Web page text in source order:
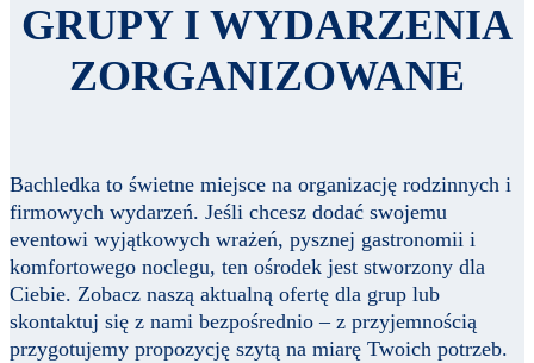
GRUPY I WYDARZENIA
ZORGANIZOWANE
Bachledka to świetne miejsce na organizację rodzinnych i
firmowych wydarzeń. Jeśli chcesz dodać swojemu
eventowi wyjątkowych wrażeń, pysznej gastronomii i
komfortowego noclegu, ten ośrodek jest stworzony dla
Ciebie. Zobacz naszą aktualną ofertę dla grup lub
skontaktuj się z nami bezpośrednio – z przyjemnością
przygotujemy propozycję szytą na miarę Twoich potrzeb.